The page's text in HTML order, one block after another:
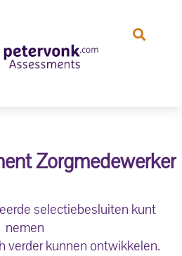
Zorgmedewerker
selectiebesluiten kunt
nemen
verder kunnen ontwikkelen.